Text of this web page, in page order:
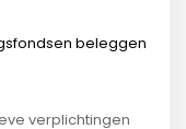
beleggen
verplichtingen